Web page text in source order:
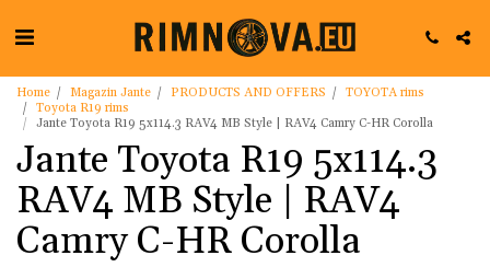
Home Magazin Jante PRODUCTS AND OFFERS
TOYOTA rims
Toyota R19 rims
Jante Toyota R19 5x114.3 RAV4 MB Style | RAV4 Camry C-HR Corolla
Jante Toyota R19 5x114.3
RAV4 MB Style | RAV4
Camry C-HR Corolla